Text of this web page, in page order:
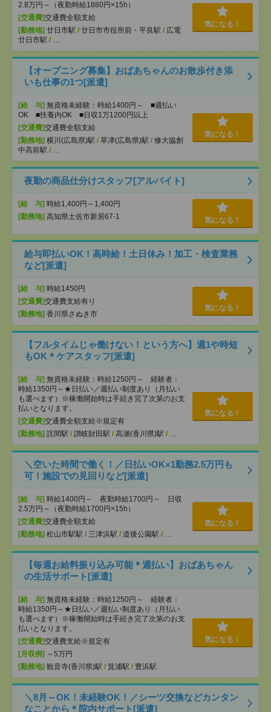
2.8万円～（夜勤時給1880円×15h）
[交通費]交通費全額支給
[勤務地] 廿日市駅 / 廿日市市役所前・平良駅 / 広電
廿日市駅 / …
気になる！
【オープニング募集】おばあちゃんのお散歩付き添
いも仕事の1つ[派遣]
[給 与] 無資格未経験：時給1400円～ ■週払い
OK ■扶養内OK ■日収1万1200円以上
[交通費]交通費全額支給
[勤務地] 横川(広島県)駅 / 草津(広島県)駅 / 修大協創
中高前駅 / …
気になる！
夜勤の商品仕分けスタッフ[アルバイト]
[給 与] 時給1,400円～1,400円
[勤務地] 高知県土佐市新居67-1 気になる！
給与即払いOK！高時給！土日休み！加工・検査業務
など[派遣]
[給 与] 時給1450円
[交通費]交通費支給有り
[勤務地] 香川県さぬき市
気になる！
【フルタイムじゃ働けない！という方へ】週1や時短
もOK＊ケアスタッフ[派遣]
[給 与] 無資格未経験：時給1250円～ 経験者：
時給1350円～★日払い／週払い制度あり（月払い
も選べます）※稼働開始時は手続き完了次第のお支
払いとなります。
[交通費]交通費全額支給※規定有
[勤務地] 詫間駅 / 讃岐財田駅 / 高瀬(香川県)駅 / …
気になる！
＼空いた時間で働く！／日払いOK×1勤務2.5万円も
可！施設での見回りなど[派遣]
[給 与] 時給1400円～ 夜勤時給1700円～ 日収
2.5万円～（夜勤時給1700円×15h）
[交通費]交通費全額支給
[勤務地] 松山市駅駅 / 三津浜駅 / 道後公園駅 / …
気になる！
【毎週お給料振り込み可能＊週払い】おばあちゃん
の生活サポート[派遣]
[給 与] 無資格未経験：時給1250円～ 経験者：
時給1350円～★日払い／週払い制度あり（月払い
も選べます）※稼働開始時は手続き完了次第のお支
払いとなります。
[交通費]交通費支給※規定有
[月収例] ～5万円
[勤務地] 観音寺(香川県)駅 / 箕浦駅 / 豊浜駅
気になる！
＼8月～OK！未経験OK！／シーツ交換などカンタン
なことから＊院内サポート[派遣]